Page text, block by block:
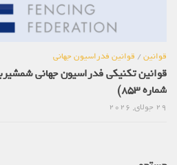
قوانین/ قوانین فدراسیون جهانی
شماره 853)
29 جولای, 2026